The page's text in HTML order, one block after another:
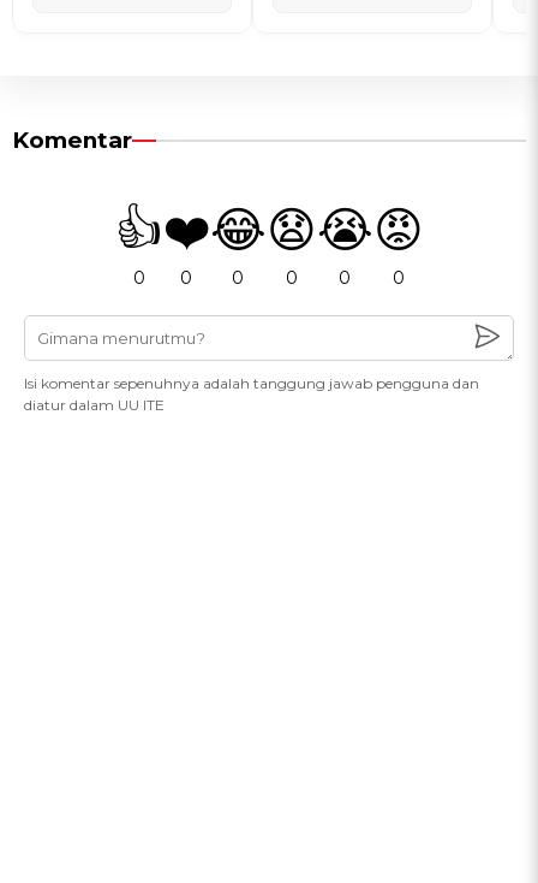
Komentar
👍
0
❤️
0
😂
0
😧
0
😭
0
😡
0
Isi komentar sepenuhnya adalah tanggung jawab pengguna dan
diatur dalam UU ITE